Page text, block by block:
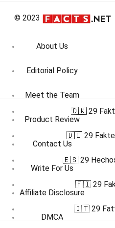
© 2023
About Us
Editorial Policy
Meet the Team
Product Review
Contact Us
Write For Us
Affiliate Disclosure
DMCA
🇩🇰 29
🇩🇪 29
🇪🇸 29
🇫🇮 29
🇮🇹 29